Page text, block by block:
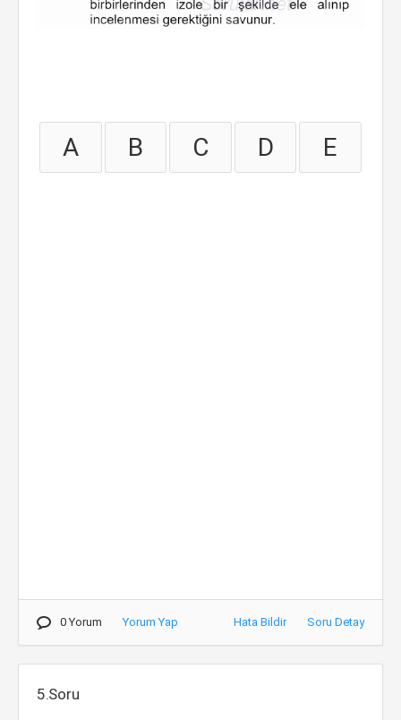
A B C D E
0 Yorum Yorum Yap Hata Bildir Soru Detay
5.Soru